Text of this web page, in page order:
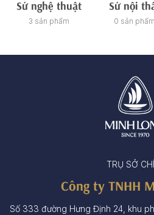
Sứ nghệ thuật
3 sản phẩm
Sứ nội
0 sản phẩm
TRỤ SỞ
Công ty TNHH
Số 333 đường Hưng Định 24, khu